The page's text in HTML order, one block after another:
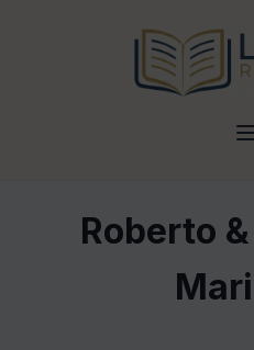
Roberto